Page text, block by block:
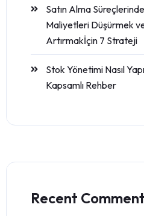
Satın Alma
Maliyetleri Düşürmek
Artırmakİçin 7 Strateji
Stok Yönetimi Nasıl
Kapsamlı Rehber
Recent